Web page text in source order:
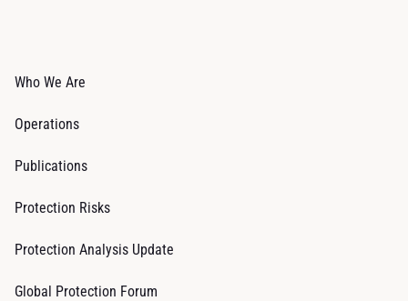
Who We Are
Operations
Publications
Protection Risks
Protection Analysis Update
Global Protection Forum